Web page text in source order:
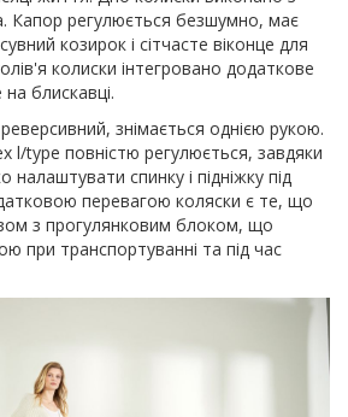
Капор регулюється безшумно, має
козирок і сітчасте віконце для
колиски інтегровано додаткове
блискавці.
знімається однією рукою.
l/type повністю регулюється, завдяки
спинку і підніжку під
перевагою коляски є те, що
з прогулянковим блоком, що
при транспортуванні та під час